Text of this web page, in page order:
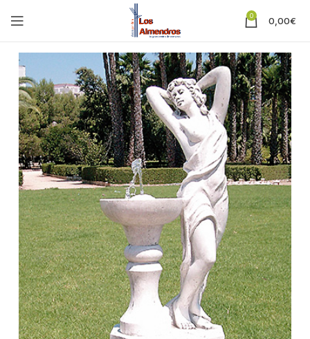
0 0,00€